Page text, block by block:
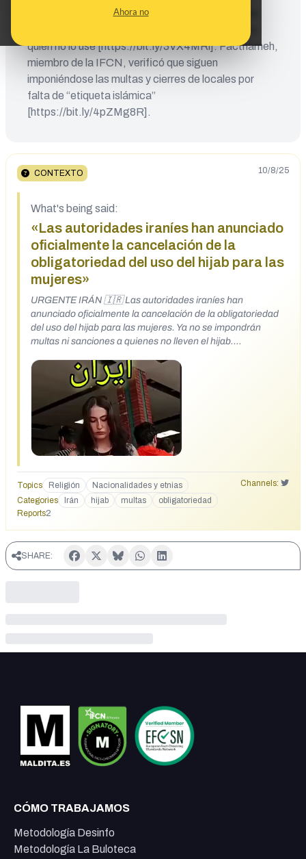
Ahora no
CONTEXTO 10/8/25
What's being said:
«Las autoridades iraníes han anunciado
oficialmente la cancelación de la
obligatoriedad del uso del hijab para las
mujeres»
URGENTE IRÁN 🇮🇷 Las autoridades iraníes han
anunciado oficialmente la cancelación de la obligatoriedad
del uso del hijab para las mujeres. Ya no se impondrán
multas ni sanciones a quienes no lleven el hijab.
Topics Religión Nacionalidades y etnias
Channels:
Categories
Irán hijab multas
obligatoriedad
Reports2
imponiendo “una pena de 10 días a dos meses de
quien no lo use [https://bit.ly/3VX4MRi]. Factnameh,
miembro de la IFCN, verificó que siguen
imponiéndose las multas y cierres de locales por
falta de “etiqueta islámica”
[https://bit.ly/4pZMg8R].
SHARE:
CÓMO TRABAJAMOS
Metodología Desinfo
Metodología La Buloteca